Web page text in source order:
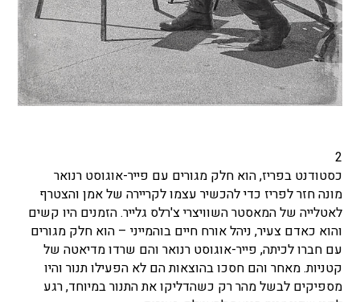
2
כסטודנט בפריז, הוא חלק מגורים עם פייר-אוגוסט רנואר
מונה חזר לפריז כדי להכשיר עצמו לקריירה של אמן והצטרף
לאטלייה של המאסטר השוויצרי צ'רלס גלייר. הזמנים היו קשים
והוא כאדם צעיר, ניהל אורח חיים בוהמייני – הוא חלק מגורים
עם חברו לכיתה, פייר-אוגוסט רנואר והם שרדו מדיאטה של ​​
קטניות. מאחר והם חסכו בהוצאות הם לא הפעילו תנור והיו
מספיקים לבשל מהר רק כשהדליקו את התנור במיוחד, רגע